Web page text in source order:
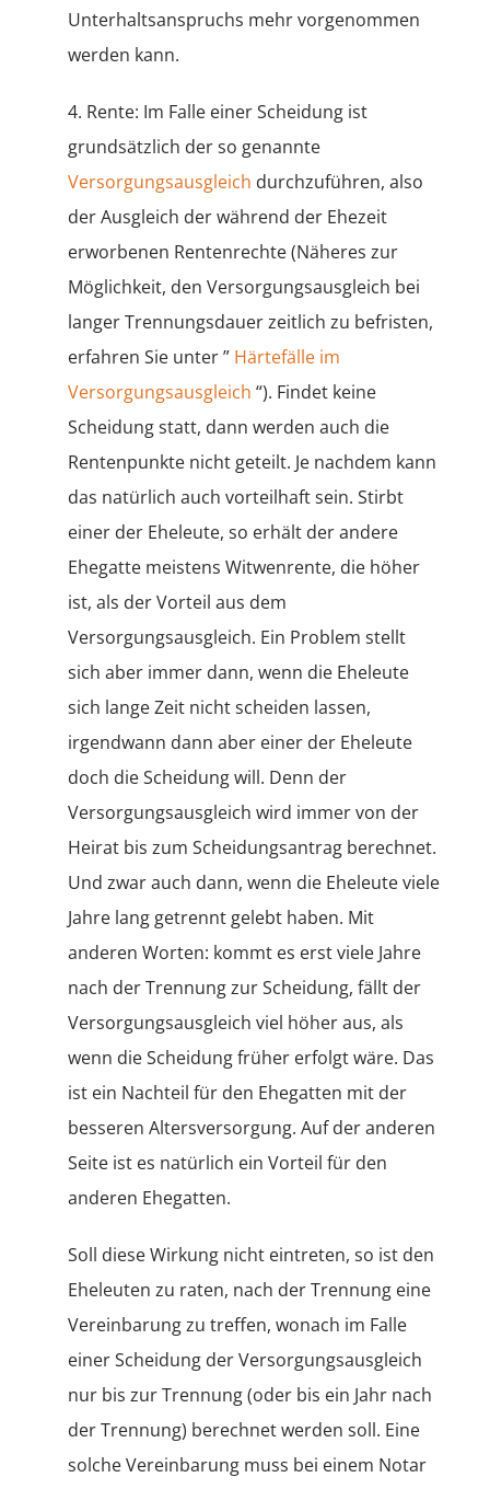
Unterhaltsanspruchs mehr vorgenommen
werden kann.
4. Rente: Im Falle einer Scheidung ist
grundsätzlich der so genannte
Versorgungsausgleich durchzuführen, also
der Ausgleich der während der Ehezeit
erworbenen Rentenrechte (Näheres zur
Möglichkeit, den Versorgungsausgleich bei
langer Trennungsdauer zeitlich zu befristen,
erfahren Sie unter ” Härtefälle im
Versorgungsausgleich “). Findet keine
Scheidung statt, dann werden auch die
Rentenpunkte nicht geteilt. Je nachdem kann
das natürlich auch vorteilhaft sein. Stirbt
einer der Eheleute, so erhält der andere
Ehegatte meistens Witwenrente, die höher
ist, als der Vorteil aus dem
Versorgungsausgleich. Ein Problem stellt
sich aber immer dann, wenn die Eheleute
sich lange Zeit nicht scheiden lassen,
irgendwann dann aber einer der Eheleute
doch die Scheidung will. Denn der
Versorgungsausgleich wird immer von der
Heirat bis zum Scheidungsantrag berechnet.
Und zwar auch dann, wenn die Eheleute viele
Jahre lang getrennt gelebt haben. Mit
anderen Worten: kommt es erst viele Jahre
nach der Trennung zur Scheidung, fällt der
Versorgungsausgleich viel höher aus, als
wenn die Scheidung früher erfolgt wäre. Das
ist ein Nachteil für den Ehegatten mit der
besseren Altersversorgung. Auf der anderen
Seite ist es natürlich ein Vorteil für den
anderen Ehegatten.
Soll diese Wirkung nicht eintreten, so ist den
Eheleuten zu raten, nach der Trennung eine
Vereinbarung zu treffen, wonach im Falle
einer Scheidung der Versorgungsausgleich
nur bis zur Trennung (oder bis ein Jahr nach
der Trennung) berechnet werden soll. Eine
solche Vereinbarung muss bei einem Notar